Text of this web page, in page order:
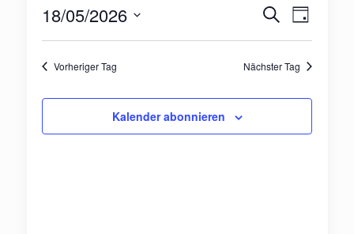
18.
Mai
2026
Suche
und
SucheTag
18/05/2026
Datum
Vorheriger Tag Nächster Tag
Kalender abonnieren